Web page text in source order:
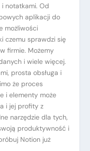
i notatkami. Od
aplikacji do
możliwości
czemu sprawdzi się
firmie. Możemy
i wiele więcej.
prosta obsługa i
że proces
i elementy może
i jej profity z
narzędzie dla tych,
produktywność i
Notion już